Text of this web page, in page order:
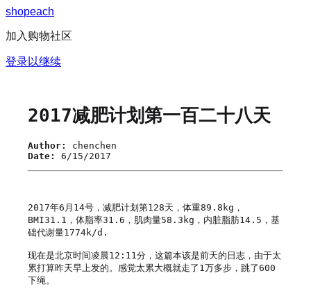
shopeach
加入购物社区
登录以继续
2017减肥计划第一百二十八天
Author:
chenchen
Date:
6/15/2017
2017年6月14号，减肥计划第128天，体重89.8kg，
BMI31.1，体脂率31.6，肌肉量58.3kg，内脏脂肪14.5，基
础代谢量1774k/d.
现在是北京时间凌晨12:11分，这篇本该是前天的日志，由于太
累打算昨天早上发的。感觉太累大概就走了1万多步，跳了600